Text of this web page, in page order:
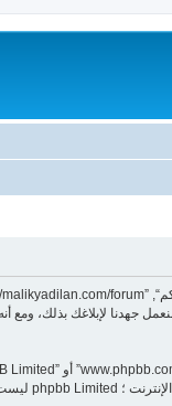
جهدنا لإبلاغك بذلك، ومع